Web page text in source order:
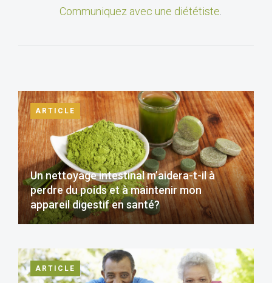
Communiquez avec une diététiste
ARTICLE
Un nettoyage intestinal m’aidera-t-il à
perdre du poids et à maintenir mon
appareil digestif en santé?
ARTICLE